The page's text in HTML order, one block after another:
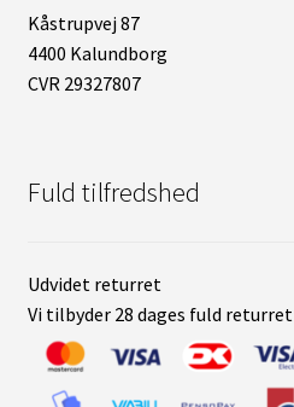
Kåstrupvej 87
4400 Kalundborg
CVR 29327807
Fuld tilfredshed
Udvidet returret
Vi tilbyder 28 dages fuld returret